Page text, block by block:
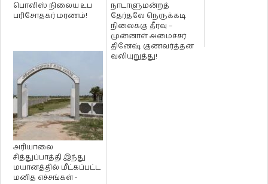
பொலிஸ் நிலைய உப
பரிசோதகர் மரணம்!
நாடாளுமன்றத்
தேர்தலே நெருக்கடி
நிலைக்கு தீர்வு –
முன்னாள் அமைச்சர்
தினேஷ் குணவர்த்தன
வலியுறுத்து!
அரியாலை
சித்துப்பாத்தி இந்து
மயானத்தில் மீட்கப்பட்ட
மனித எச்சங்கள் -